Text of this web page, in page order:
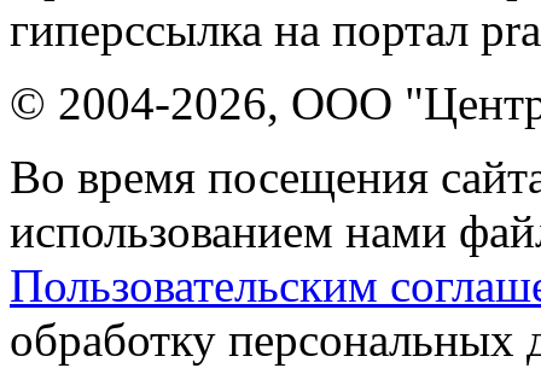
гиперссылка на портал
© 2004-2026, ООО "Центр
Во время посещения
использованием нами
Пользовательским
обработку персональных